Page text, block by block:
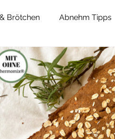
Brötchen Abnehm Tipps